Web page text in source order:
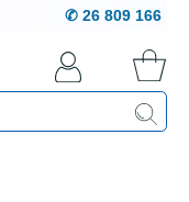
✆ 26 809 166